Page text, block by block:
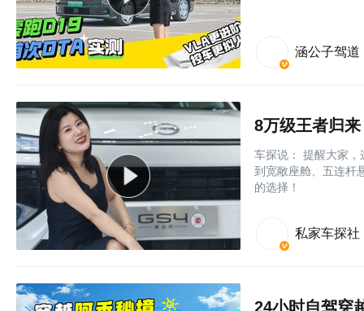
涵公子驾道
8万级王者归
车探说： 提醒大家
到宽敞座舱、五连杆
的选择！
私家车探社
24小时自驾穿